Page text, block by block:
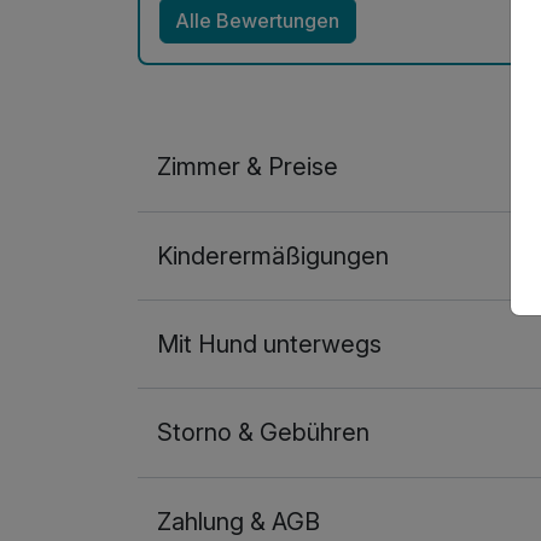
Alle Bewertungen
Zimmer & Preise
2 Erwachsene und 1 Kind
Kinderermäßigungen
Mit Hund unterwegs
Storno & Gebühren
Zahlung & AGB